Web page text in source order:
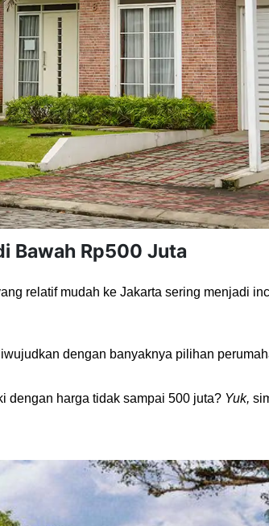
Bawah Rp500 Juta
relatif mudah ke Jakarta sering menjadi
dengan banyaknya pilihan
dengan harga tidak sampai 500 juta? Yuk,